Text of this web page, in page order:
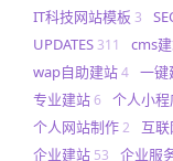
IT科技网站模板 3
UPDATES 311 cms
wap自助建站4 一键
专业建站6 个人小程
个人网站制作2 互联
企业建站 53 企业服